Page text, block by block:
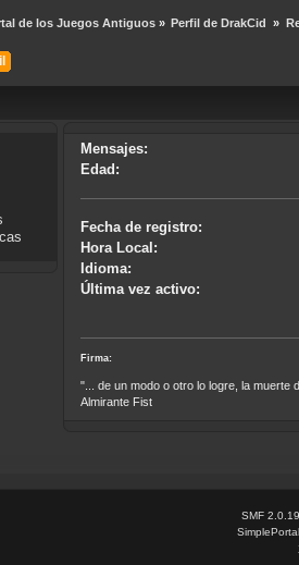
de los Juegos Antiguos» Perfil de DrakCid »
Mensajes:
Edad:
Fecha de registro:
Hora Local:
Idioma:
Última vez activo:
Firma:
"... de un modo o otro lo logre, la muerte
Almirante Fist
SMF 2.0.19